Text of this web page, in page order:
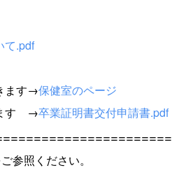
て.pdf
ます→保健室のページ
す →卒業証明書交付申請書.pdf
参照ください。